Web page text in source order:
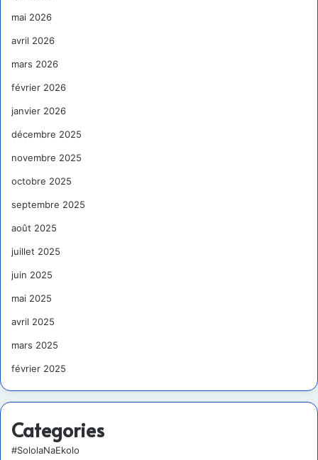
mai 2026
avril 2026
mars 2026
février 2026
janvier 2026
décembre 2025
novembre 2025
octobre 2025
septembre 2025
août 2025
juillet 2025
juin 2025
mai 2025
avril 2025
mars 2025
février 2025
Categories
#SololaNaEkolo